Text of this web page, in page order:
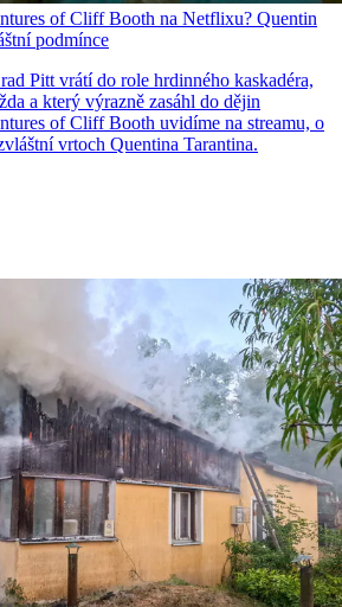
of Cliff Booth na Netflixu? Quentin
podmínce
Pitt vrátí do role hrdinného kaskadéra,
a který výrazně zasáhl do dějin
of Cliff Booth uvidíme na streamu, o
vrtoch Quentina Tarantina.